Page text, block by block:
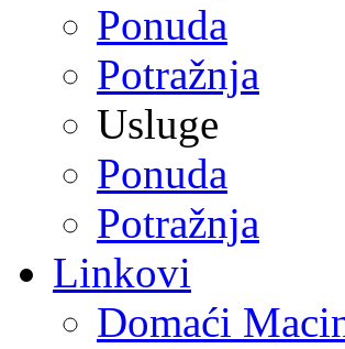
Ponuda
Potražnja
Usluge
Ponuda
Potražnja
Linkovi
Domaći